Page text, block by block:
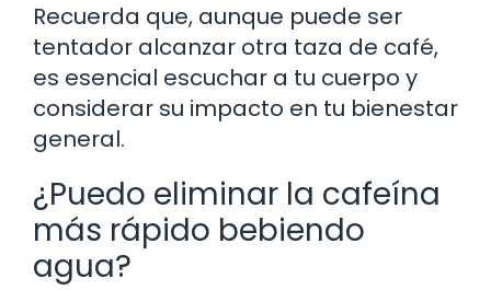
Recuerda que, aunque puede ser
tentador alcanzar otra taza de café,
es esencial escuchar a tu cuerpo y
considerar su impacto en tu bienestar
general.
¿Puedo eliminar la cafeína
más rápido bebiendo
agua?